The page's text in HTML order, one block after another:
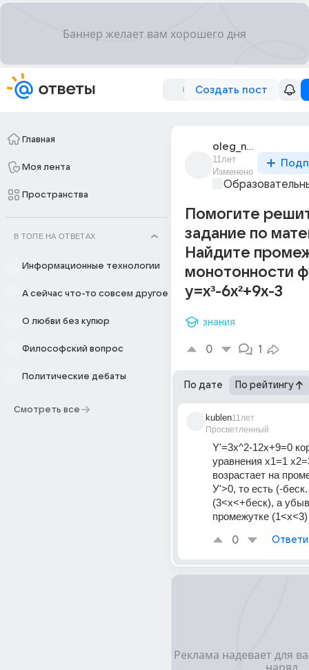
Создать пост
Главная
Моя лента
Пространства
В ТОПЕ НА ОТВЕТАХ
Информационные технологии
А сейчас что-то совсем другое
О любви без купюр
Философский вопрос
Политические дебаты
Смотреть все
oleg_nefedov_134
11лет
Изменено
Помогите
задание по
Найдите
монотонности
y=x³-6x²+9x-3
знания
0 1
По дате По рейтингу
kublen
Просветленный
11лет
Y'=3x^2-12x+9=0
уравнения х1=1
возрастает на
У'>0, то есть (-
(3<x<+беск), а
промежутке (1<x<3)
0